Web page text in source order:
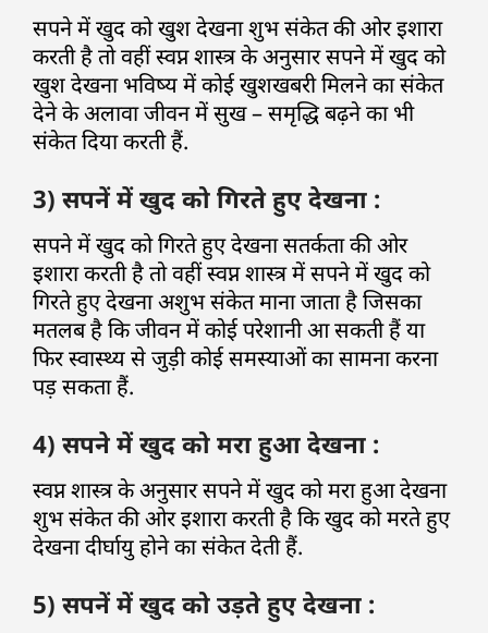
सपने में खुद को खुश देखना शुभ संकेत की ओर इशारा
करती है तो वहीं स्वप्न शास्त्र के अनुसार सपने में खुद को
खुश देखना भविष्य में कोई खुशखबरी मिलने का संकेत
देने के अलावा जीवन में सुख – समृद्धि बढ़ने का भी
संकेत दिया करती हैं.
3) सपनें में खुद को गिरते हुए देखना :
सपने में खुद को गिरते हुए देखना सतर्कता की ओर
इशारा करती है तो वहीं स्वप्न शास्त्र में सपने में खुद को
गिरते हुए देखना अशुभ संकेत माना जाता है जिसका
मतलब है कि जीवन में कोई परेशानी आ सकती हैं या
फिर स्वास्थ्य से जुड़ी कोई समस्याओं का सामना करना
पड़ सकता हैं.
4) सपने में खुद को मरा हुआ देखना :
स्वप्न शास्त्र के अनुसार सपने में खुद को मरा हुआ देखना
शुभ संकेत की ओर इशारा करती है कि खुद को मरते हुए
देखना दीर्घायु होने का संकेत देती हैं.
5) सपनें में खुद को उड़ते हुए देखना :